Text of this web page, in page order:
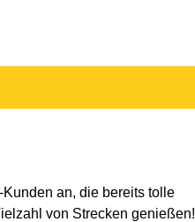
an, die bereits tolle
von Strecken genießen!